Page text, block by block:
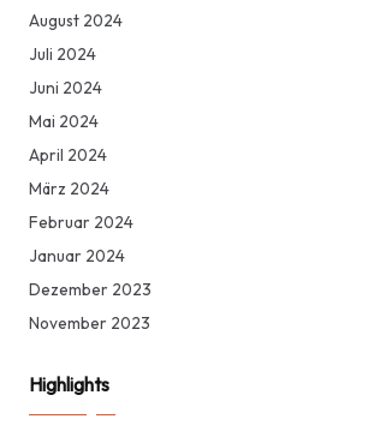
August 2024
Juli 2024
Juni 2024
Mai 2024
April 2024
März 2024
Februar 2024
Januar 2024
Dezember 2023
November 2023
Highlights